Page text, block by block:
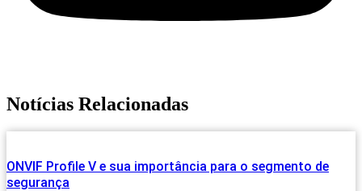
Notícias Relacionadas
ONVIF Profile V e sua importância para o segmento de
segurança